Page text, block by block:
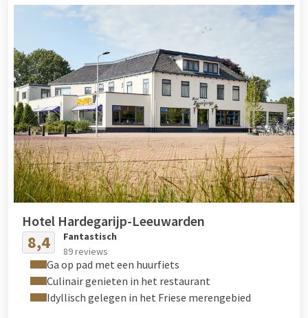
Hotel Hardegarijp-Leeuwarden
8,4
Fantastisch
89 reviews
Ga op pad met een huurfiets
Culinair genieten in het restaurant
Idyllisch gelegen in het Friese merengebied